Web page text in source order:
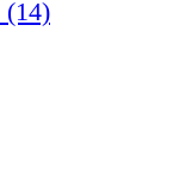
(14)